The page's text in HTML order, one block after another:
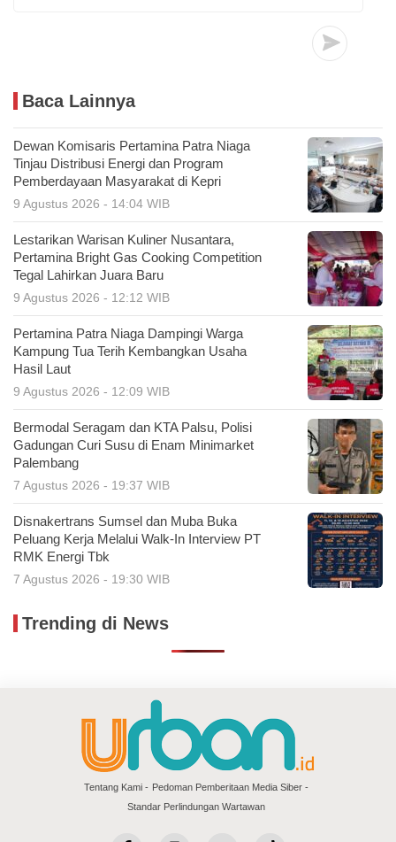
Baca Lainnya
Dewan Komisaris Pertamina Patra Niaga
Tinjau Distribusi Energi dan Program
Pemberdayaan Masyarakat di Kepri
9 Agustus 2026 - 14:04 WIB
Lestarikan Warisan Kuliner Nusantara,
Pertamina Bright Gas Cooking Competition
Tegal Lahirkan Juara Baru
9 Agustus 2026 - 12:12 WIB
Pertamina Patra Niaga Dampingi Warga
Kampung Tua Terih Kembangkan Usaha
Hasil Laut
9 Agustus 2026 - 12:09 WIB
Bermodal Seragam dan KTA Palsu, Polisi
Gadungan Curi Susu di Enam Minimarket
Palembang
7 Agustus 2026 - 19:37 WIB
Disnakertrans Sumsel dan Muba Buka
Peluang Kerja Melalui Walk-In Interview PT
RMK Energi Tbk
7 Agustus 2026 - 19:30 WIB
Trending di News
Tentang Kami
Pedoman Pemberitaan Media Siber
Standar Perlindungan Wartawan